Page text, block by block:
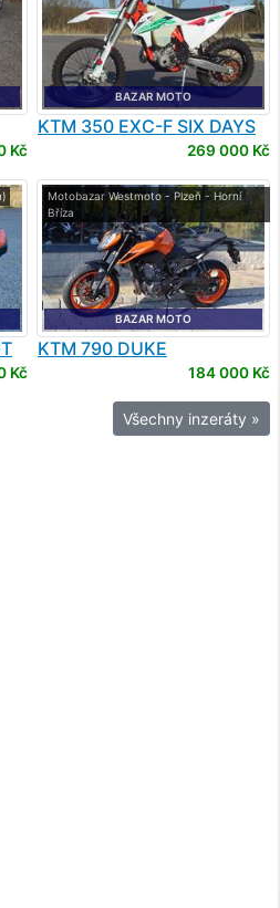
Kč
BAZAR MOTO
KTM 350 EXC-F SIX DAYS
269 000 Kč
Kč
Motobazar Westmoto - Plzeň - Horní
Bříza
BAZAR MOTO
KTM 790 DUKE
184 000 Kč
Všechny inzeráty »